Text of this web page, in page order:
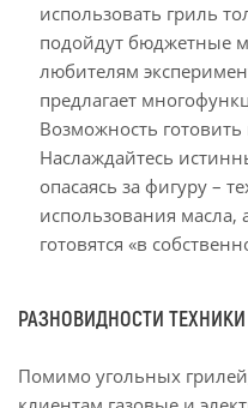
использовать гриль
подойдут бюджетные
любителям
предлагает
Возможность
Наслаждайтесь
опасаясь за фигуру –
использования масла,
готовятся «в
РАЗНОВИДНОСТИ ТЕХНИКИ
Помимо угольных